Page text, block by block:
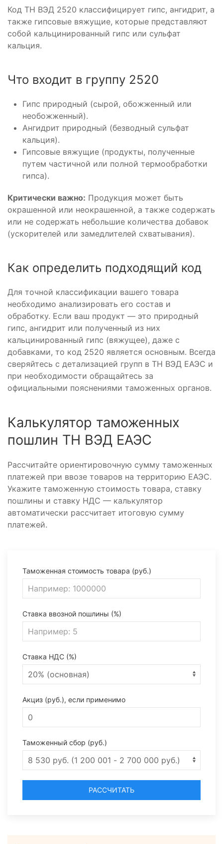
Код ТН ВЭД 2520 классифицирует гипс, ангидрит, а
также гипсовые вяжущие, которые представляют
собой кальцинированный гипс или сульфат
кальция.
Что входит в группу 2520
Гипс природный (сырой, обожженный или
необожженный).
Ангидрит природный (безводный сульфат
кальция).
Гипсовые вяжущие (продукты, полученные
путем частичной или полной термообработки
гипса).
Критически важно: Продукция может быть
окрашенной или неокрашенной, а также содержать
или не содержать небольшие количества добавок
(ускорителей или замедлителей схватывания).
Как определить подходящий код
Для точной классификации вашего товара
необходимо анализировать его состав и
обработку. Если ваш продукт — это природный
гипс, ангидрит или полученный из них
кальцинированный гипс (вяжущее), даже с
добавками, то код 2520 является основным. Всегда
сверяйтесь с детализацией групп в ТН ВЭД ЕАЭС и
при необходимости обращайтесь за
официальными пояснениями таможенных органов.
Калькулятор таможенных
пошлин ТН ВЭД ЕАЭС
Рассчитайте ориентировочную сумму таможенных
платежей при ввозе товаров на территорию ЕАЭС.
Укажите таможенную стоимость товара, ставку
пошлины и ставку НДС — калькулятор
автоматически рассчитает итоговую сумму
платежей.
Таможенная стоимость товара (руб.)
Ставка ввозной пошлины (%)
Ставка НДС (%)
Акциз (руб.), если применимо
Таможенный сбор (руб.)
РАССЧИТАТЬ